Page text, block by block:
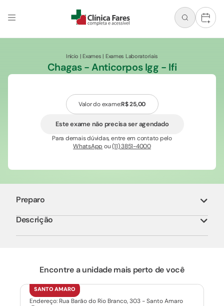
+
Início |Exames | Exames Laboratoriais
Chagas - Anticorpos Igg - Ifi
Valor do exame:R$ 25,00
Este exame não precisa ser agendado
Para demais dúvidas, entre em contato pelo
WhatsApp ou(11) 3851-4000
Preparo
Descrição
Encontre a unidade mais perto de você
SANTO AMARO
Endereço: Rua Barão do Rio Branco, 303 - Santo Amaro